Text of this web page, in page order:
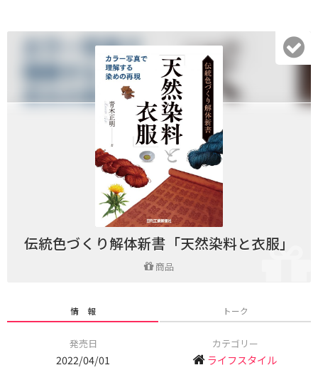
伝統色づくり解体新書「天然染料と衣服」
商品
情 報 トーク
発売日
2022/04/01
カテゴリー
ライフスタイル